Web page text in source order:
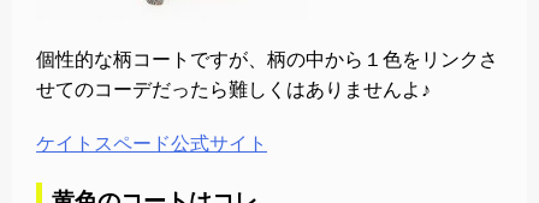
個性的な柄コートですが、柄の中から１色をリンクさ
せてのコーデだったら難しくはありませんよ♪
ケイトスペード公式サイト